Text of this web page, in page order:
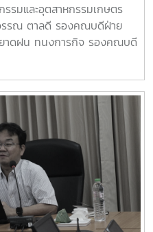
ถุนายน 2569 ณ ศูนย์การค้า
เพื่อจัดแสดงผลงานต่อนัก
ะดับประเทศและนานาชาติต่อ
ษตร ขอร่วมชื่นชมและภาค
งสรรค์ และศักยภาพของ
มรู้สู่การสร้างนวัตกรรมและ
ด้อย่างโดดเด่นCr:อุทยาน
าหาร Maejo Agro Food Park
share/18ZhSJ8uJx/
รมและอุตสาหกรรมเกษตร
รรณ ตาลดี รองคณบดีฝ่าย
ยาดฝน ทนงการกิจ รองคณบดี
ริหารและเทคโนโลยี
ตุรภัทร วาฤทธิ์ ประธาน
ขาวิศวกรรมอาหารเข้าร่วม
Model กับการบริหารจัดการ
ใน วันที่ 12-13 พฤษภาคม
บเกียรติจาก "ผู้ช่วย
ชติ" คณะวิศวกรรมศาสตร์
ากรการอบรมครั้งนี้ช่วยส่ง
ารวิเคราะห์ วางระบบและ
มเป็นเลิศขององค์กร